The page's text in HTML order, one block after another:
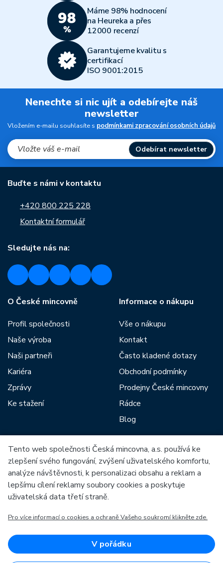
Máme 98% hodnocení
na Heureka a přes
12000 recenzí
Garantujeme kvalitu s
certifikací
ISO 9001:2015
Nenechte si nic ujít a odebírejte náš
newsletter
Vložením e-mailu souhlasíte s podmínkami zpracování osobních údajů
Odebírat newsletter
Buďte s námi v kontaktu
+420 800 225 228
Kontaktní formulář
Sledujte nás na:
O České mincovně
Profil společnosti
Naše výroba
Naši partneři
Kariéra
Zprávy
Ke stažení
Informace o nákupu
Vše o nákupu
Kontakt
Často kladené dotazy
Obchodní podmínky
Prodejny České mincovny
Rádce
Blog
Mezi naše partnery patří:
Evropská unie
OP Podnikání a inovace pro konkurenceschopnost
Evropský fond pro regionální rozvoj
Tento web společnosti Česká mincovna, a.s. používá ke
zlepšení svého fungování, zvýšení uživatelského komfortu,
analýze návštěvnosti, k personalizaci obsahu a reklam a
lepšímu cílení reklamy soubory cookies a poskytuje
uživatelská data třetí straně.
Pro více informací o cookies a ochraně Vašeho soukromí klikněte zde.
V pořádku